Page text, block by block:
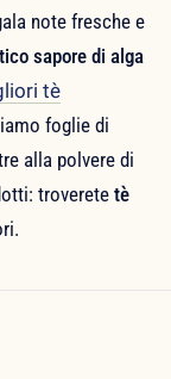
note fresche e
sapore di alga
tè
foglie di
alla polvere di
troverete tè